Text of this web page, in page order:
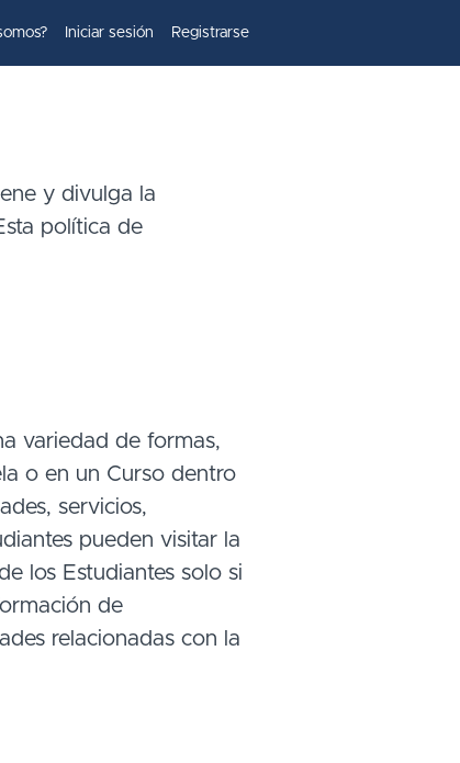
Iniciar sesión Registrarse
y divulga la
política de
variedad de formas,
o en un Curso dentro
servicios,
pueden visitar la
los Estudiantes solo si
de
relacionadas con la